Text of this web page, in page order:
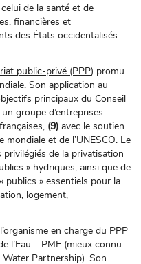
de la santé et de
financières et
des États occidentalisés
public-privé (PPP) promu
Son application au
principaux du Conseil
groupe d’entreprises
(9) avec le soutien
et de l’UNESCO. Le
privilégiés de la privatisation
» hydriques, ainsi que de
publics » essentiels pour la
logement,
en charge du PPP
l’Eau – PME (mieux connu
Partnership). Son